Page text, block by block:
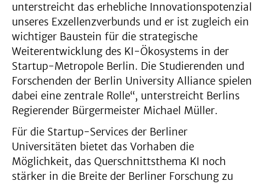
unterstreicht das erhebliche Innovationspotenzial
unseres Exzellenzverbunds und er ist zugleich ein
wichtiger Baustein für die strategische
Weiterentwicklung des KI-Ökosystems in der
Startup-Metropole Berlin. Die Studierenden und
Forschenden der Berlin University Alliance spielen
dabei eine zentrale Rolle“, unterstreicht Berlins
Regierender Bürgermeister Michael Müller.
Für die Startup-Services der Berliner
Universitäten bietet das Vorhaben die
Möglichkeit, das Querschnittsthema KI noch
stärker in die Breite der Berliner Forschung zu